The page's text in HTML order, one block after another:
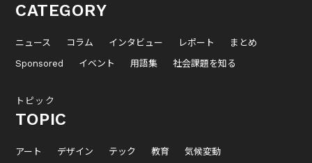
CATEGORY
ニュース コラム インタビュー レポート
まとめ
Sponsored
イベント 用語集 社会課題を知る
トピック
TOPIC
アート デザイン テック 教育 気候変動